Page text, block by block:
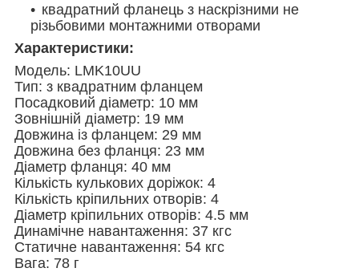
квадратний фланець з наскрізними не
різьбовими монтажними отворами
Характеристики:
Модель: LMK10UU
Тип: з квадратним фланцем
Посадковий діаметр: 10 мм
Зовнішній діаметр: 19 мм
Довжина із фланцем: 29 мм
Довжина без фланця: 23 мм
Діаметр фланця: 40 мм
Кількість кулькових доріжок: 4
Кількість кріпильних отворів: 4
Діаметр кріпильних отворів: 4.5 мм
Динамічне навантаження: 37 кгс
Статичне навантаження: 54 кгс
Вага: 78 г